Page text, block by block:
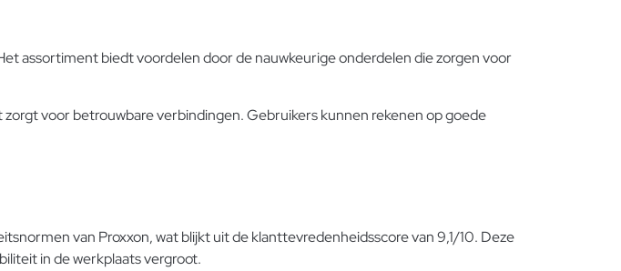
assortiment biedt voordelen door de nauwkeurige onderdelen die zorgen voor
voor betrouwbare verbindingen. Gebruikers kunnen rekenen op goede
van Proxxon, wat blijkt uit de klanttevredenheidsscore van 9,1/10. Deze
in de werkplaats vergroot.